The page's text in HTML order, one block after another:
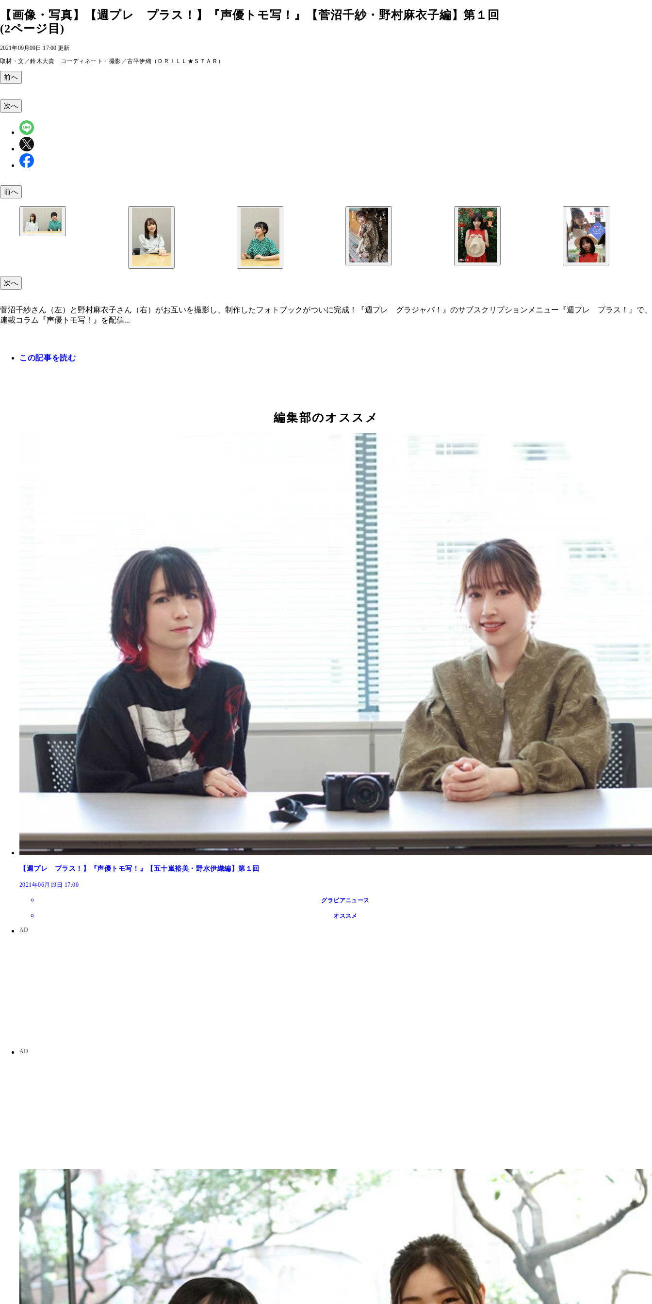
【画像・写真】【週プレ プラス！】『声優トモ写！』【菅沼千紗・野村麻衣子編】第１回
(2ページ目)
2021年09月09日 17:00 更新
取材・文／鈴木大貴 コーディネート・撮影／古平伊織（ＤＲＩＬＬ★ＳＴＡＲ）
前へ
次へ
前へ
次へ
菅沼千紗さん（左）と野村麻衣子さん（右）がお互いを撮影し、制作したフォトブックがついに完成！『週プレ グラジャパ！』のサブスクリプションメニュー『週プレ プラス！』で、
連載コラム『声優トモ写！』を配信...
この記事を読む
編集部のオススメ
【週プレ プラス！】『声優トモ写！』【五十嵐裕美・野水伊織編】第１回
2021年06月19日 17:00
グラビアニュース
オススメ